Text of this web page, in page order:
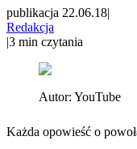
publikacja 22.06.18|
Redakcja
|3 min czytania
Autor: YouTube
Każda opowieść o